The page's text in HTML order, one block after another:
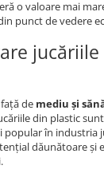
o valoare mai
punct de vedere
de mediu și
din plastic
popular în industria
dăunătoare și